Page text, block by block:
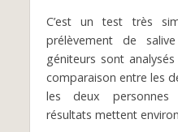
C’est un test très
prélèvement de
géniteurs sont
comparaison entre les
les deux
résultats mettent